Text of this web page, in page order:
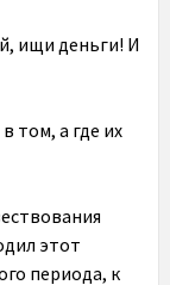
ищи деньги! И
том, а где их
этот
периода, к